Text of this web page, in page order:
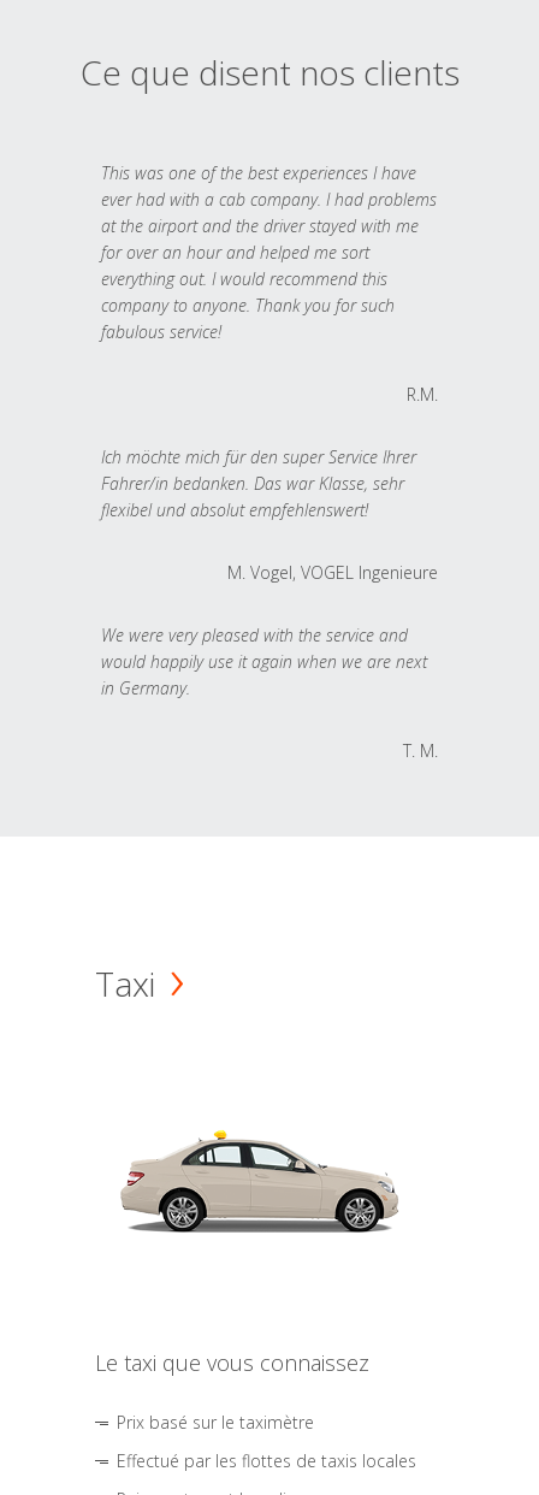
Ce que disent nos clients
This was one of the best experiences I have
ever had with a cab company. I had problems
at the airport and the driver stayed with me
for over an hour and helped me sort
everything out. I would recommend this
company to anyone. Thank you for such
fabulous service!
R.M.
Ich möchte mich für den super Service Ihrer
Fahrer/in bedanken. Das war Klasse, sehr
flexibel und absolut empfehlenswert!
M. Vogel, VOGEL Ingenieure
We were very pleased with the service and
would happily use it again when we are next
in Germany.
T. M.
Taxi
Le taxi que vous connaissez
Prix basé sur le taximètre
Effectué par les flottes de taxis locales